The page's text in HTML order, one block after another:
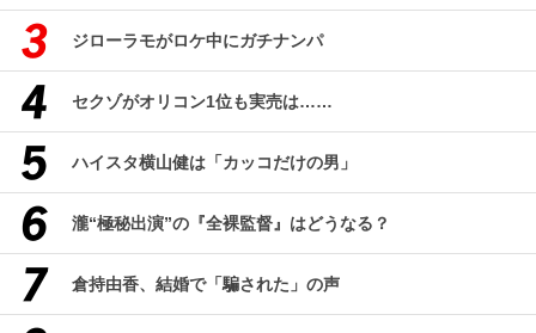
ジローラモがロケ中にガチナンパ
セクゾがオリコン1位も実売は……
ハイスタ横山健は「カッコだけの男」
瀧“極秘出演”の『全裸監督』はどうなる？
倉持由香、結婚で「騙された」の声